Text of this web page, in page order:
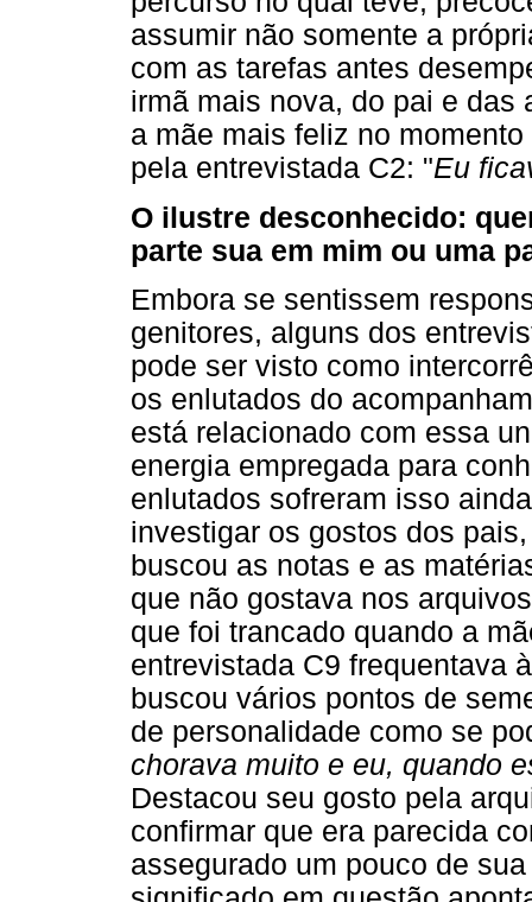
assumir não somente a
com as tarefas antes
irmã mais nova, do pai e das
a mãe mais feliz no
pela entrevistada C2: "Eu
O ilustre desconhecido:
parte sua em mim ou uma
Embora se sentissem
genitores, alguns dos
pode ser visto como
os enlutados do
está relacionado com essa
energia empregada para
enlutados sofreram isso
investigar os gostos dos
buscou as notas e as
que não gostava nos
que foi trancado quando a
entrevistada C9 frequentava
buscou vários pontos de
de personalidade como se
chorava muito e eu, quando
Destacou seu gosto pela
confirmar que era parecida
assegurado um pouco de